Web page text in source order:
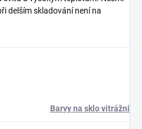
delším skladování není na
Barvy na sklo vitrážní